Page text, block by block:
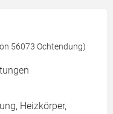
56073 Ochtendung)
Heizkörper,